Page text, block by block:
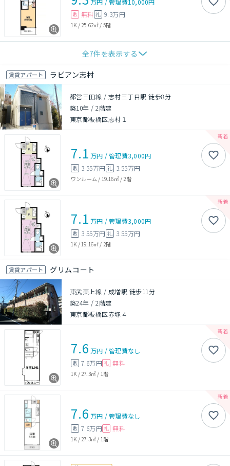
敷 無料 礼 9.3万円
1K / 25.62㎡ / 5階
全7件を表示する
賃貸アパート ラビアン志村
都営三田線 / 志村三丁目駅 徒歩8分
築10年 /2階建
東京都板橋区志村１
7.1 万円 /管理費3,000円
敷 3.55万円 礼 3.55万円
ワンルーム / 19.16㎡/ 2階
7.1 万円 /管理費3,000円
敷 3.55万円 礼 3.55万円
1K / 19.16㎡ / 2階
賃貸アパート グリムコート
東武東上線 / 成増駅 徒歩11分
築24年 /2階建
東京都板橋区赤塚４
7.6 万円 /管理費なし
敷 7.6万円 礼 無料
1K / 27.3㎡ / 1階
7.6 万円 /管理費なし
敷 7.6万円 礼 無料
1K / 27.3㎡ / 1階